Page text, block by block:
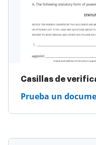
Casillas de
Prueba un